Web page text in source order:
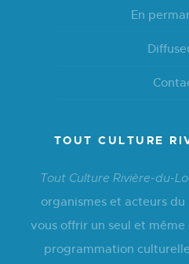
En
TOUT CULTURE
Tout Culture Rivière-du-
organismes et acteurs
vous offrir un seul et
programmation